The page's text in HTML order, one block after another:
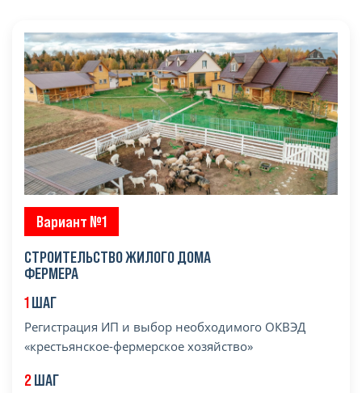
Вариант №1
СТРОИТЕЛЬСТВО ЖИЛОГО ДОМА
ФЕРМЕРА
1ШАГ
Регистрация ИП и выбор необходимого ОКВЭД
«крестьянское-фермерское хозяйство»
2ШАГ